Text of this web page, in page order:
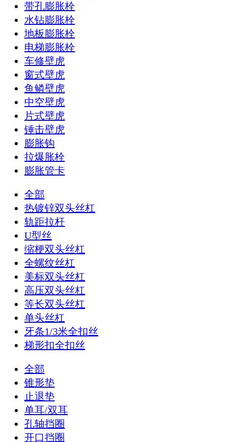
带孔膨胀栓
水钻膨胀栓
地板膨胀栓
电梯膨胀栓
车修壁虎
窗式壁虎
鱼鳞壁虎
中空壁虎
片式壁虎
锤击壁虎
膨胀钩
拉爆胀栓
膨胀管卡
全部
热镀锌双头丝杠
轨距拉杆
U型丝
缩梗双头丝杠
全螺纹丝杠
美标双头丝杠
高压双头丝杠
等长双头丝杠
单头丝杠
牙条1/3米全扣丝
梯形扣全扣丝
全部
锥形垫
止退垫
单耳/双耳
孔轴挡圈
开口挡圈